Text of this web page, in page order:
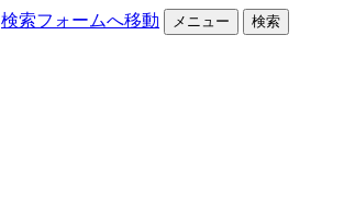
検索フォームへ移動 メニュー 検索